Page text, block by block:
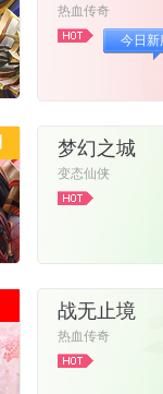
热血传奇
今日新
梦幻之城
变态仙侠
战无止境
热血传奇